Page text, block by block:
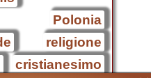
Polonia
religione
cristianesimo